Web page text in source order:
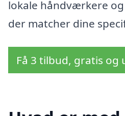
lokale håndværkere
der matcher dine
Få 3 tilbud, gratis